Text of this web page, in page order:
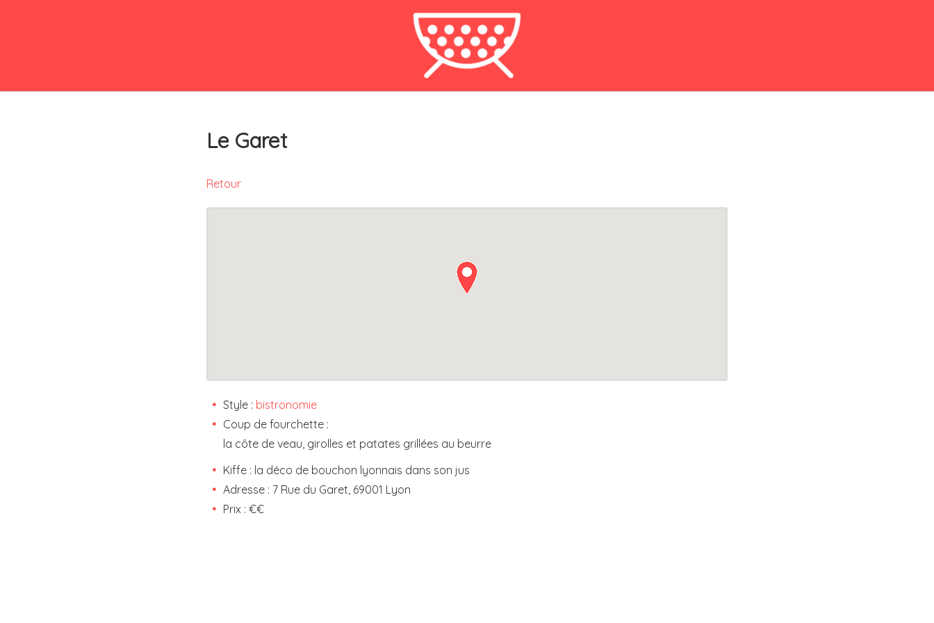
Le Garet
Retour
Style : bistronomie
Coup de fourchette :
la côte de veau, girolles et patates grillées au beurre
Kiffe : la déco de bouchon lyonnais dans son jus
Adresse : 7 Rue du Garet, 69001 Lyon
Prix : €€